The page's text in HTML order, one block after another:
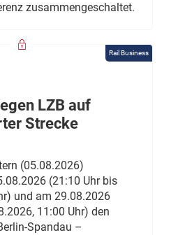
zusammengeschaltet.
Rail Business
LZB auf
Strecke
(05.08.2026)
(21:10 Uhr bis
und am 29.08.2026
11:00 Uhr) den
Spandau –